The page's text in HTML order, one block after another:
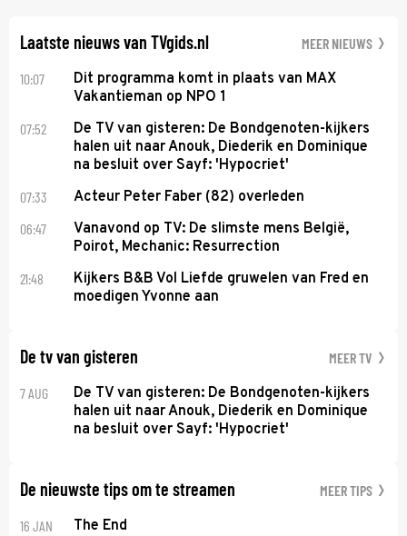
Laatste nieuws van TVgids.nl MEER NIEUWS
10:07
Dit programma komt in plaats van MAX
Vakantieman op NPO 1
07:52
De TV van gisteren: De Bondgenoten-kijkers
halen uit naar Anouk, Diederik en Dominique
na besluit over Sayf: 'Hypocriet'
07:33 Acteur Peter Faber (82) overleden
06:47
Vanavond op TV: De slimste mens België,
Poirot, Mechanic: Resurrection
21:48
Kijkers B&B Vol Liefde gruwelen van Fred en
moedigen Yvonne aan
De tv van gisteren MEER TV
7 AUG
De TV van gisteren: De Bondgenoten-kijkers
halen uit naar Anouk, Diederik en Dominique
na besluit over Sayf: 'Hypocriet'
De nieuwste tips om te streamen MEER TIPS
16 JAN The End